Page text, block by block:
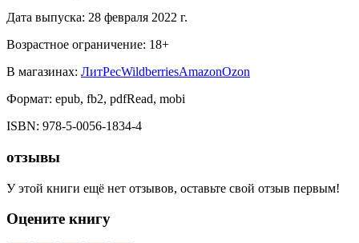
Дата выпуска: 28 февраля 2022 г.
Возрастное ограничение: 18+
В магазинах: ЛитРесWildberriesAmazonOzon
Формат: epub, fb2, pdfRead, mobi
ISBN: 978-5-0056-1834-4
отзывы
У этой книги ещё нет отзывов, оставьте свой отзыв первым!
Оцените книгу